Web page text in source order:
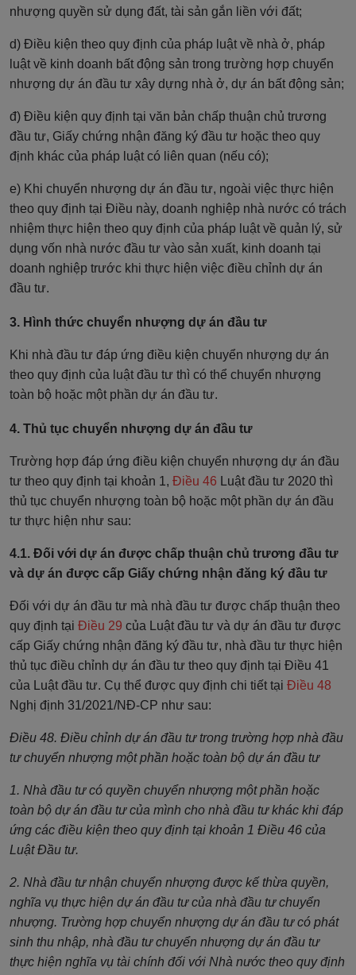
nhượng quyền sử dụng đất, tài sản gắn liền với đất;
d) Điều kiện theo quy định của pháp luật về nhà ở, pháp
luật về kinh doanh bất động sản trong trường hợp chuyển
nhượng dự án đầu tư xây dựng nhà ở, dự án bất động sản;
đ) Điều kiện quy định tại văn bản chấp thuận chủ trương
đầu tư, Giấy chứng nhận đăng ký đầu tư hoặc theo quy
định khác của pháp luật có liên quan (nếu có);
e) Khi chuyển nhượng dự án đầu tư, ngoài việc thực hiện
theo quy định tại Điều này, doanh nghiệp nhà nước có trách
nhiệm thực hiện theo quy định của pháp luật về quản lý, sử
dụng vốn nhà nước đầu tư vào sản xuất, kinh doanh tại
doanh nghiệp trước khi thực hiện việc điều chỉnh dự án
đầu tư.
3. Hình thức chuyển nhượng dự án đầu tư
Khi nhà đầu tư đáp ứng điều kiện chuyển nhượng dự án
theo quy định của luật đầu tư thì có thể chuyển nhượng
toàn bộ hoặc một phần dự án đầu tư.
4. Thủ tục chuyển nhượng dự án đầu tư
Trường hợp đáp ứng điều kiện chuyển nhượng dự án đầu
tư theo quy định tại khoản 1, Điều 46 Luật đầu tư 2020 thì
thủ tục chuyển nhượng toàn bộ hoặc một phần dự án đầu
tư thực hiện như sau:
4.1. Đối với dự án được chấp thuận chủ trương đầu tư
và dự án được cấp Giấy chứng nhận đăng ký đầu tư
Đối với dự án đầu tư mà nhà đầu tư được chấp thuận theo
quy định tại Điều 29 của Luật đầu tư và dự án đầu tư được
cấp Giấy chứng nhận đăng ký đầu tư, nhà đầu tư thực hiện
thủ tục điều chỉnh dự án đầu tư theo quy định tại Điều 41
của Luật đầu tư. Cụ thể được quy định chi tiết tại Điều 48
Nghị định 31/2021/NĐ-CP như sau:
Điều 48. Điều chỉnh dự án đầu tư trong trường hợp nhà đầu
tư chuyển nhượng một phần hoặc toàn bộ dự án đầu tư
1. Nhà đầu tư có quyền chuyển nhượng một phần hoặc
toàn bộ dự án đầu tư của mình cho nhà đầu tư khác khi đáp
ứng các điều kiện theo quy định tại khoản 1 Điều 46 của
Luật Đầu tư.
2. Nhà đầu tư nhận chuyển nhượng được kế thừa quyền,
nghĩa vụ thực hiện dự án đầu tư của nhà đầu tư chuyển
nhượng. Trường hợp chuyển nhượng dự án đầu tư có phát
sinh thu nhập, nhà đầu tư chuyển nhượng dự án đầu tư
thực hiện nghĩa vụ tài chính đối với Nhà nước theo quy định